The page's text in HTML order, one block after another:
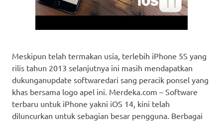
Meskipun telah termakan usia, terlebih iPhone 5S yang
rilis tahun 2013 selanjutnya ini masih mendapatkan
dukunganupdate softwaredari sang peracik ponsel yang
khas bersama logo apel ini. Merdeka.com – Software
terbaru untuk iPhone yakni iOS 14, kini telah
diluncurkan untuk sebagian besar pengguna. Berbagai